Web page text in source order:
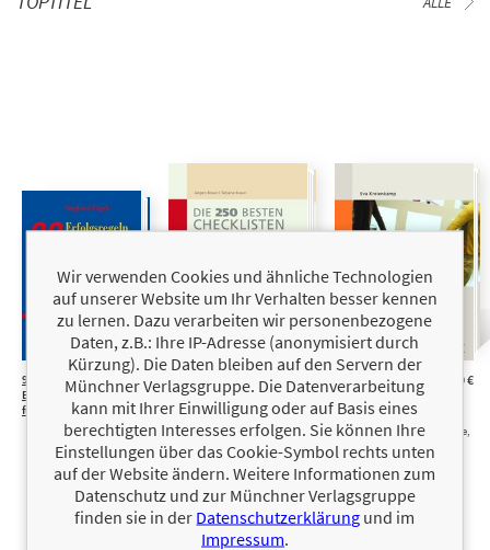
32,00 €
99
Erfolgsregeln
für Direktmarketing
79,90 €
Die 250 besten
Checklisten für
Unternehmenswachstum
Märkte erschließen und
Vertrieb optimieren,
Effizient produzieren und
Kosten senken, Intelligent
finanzieren und Umsatz
steigern
49,90 €
Gender-
Marketing
Impulse für
Marktforschung, Produkte,
Werbung und
Personalentwicklung
Wir verwenden Cookies und ähnliche Technologien
auf unserer Website um Ihr Verhalten besser kennen
zu lernen. Dazu verarbeiten wir personenbezogene
Daten, z.B.: Ihre IP-Adresse (anonymisiert durch
Kürzung). Die Daten bleiben auf den Servern der
Münchner Verlagsgruppe. Die Datenverarbeitung
kann mit Ihrer Einwilligung oder auf Basis eines
berechtigten Interesses erfolgen. Sie können Ihre
Einstellungen über das Cookie-Symbol rechts unten
auf der Website ändern. Weitere Informationen zum
Datenschutz und zur Münchner Verlagsgruppe
finden sie in der Datenschutzerklärung und im
Impressum.